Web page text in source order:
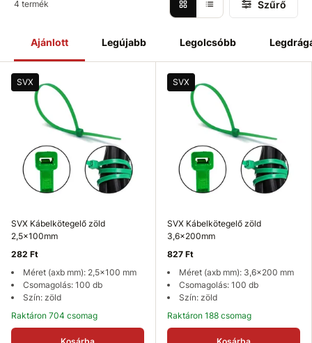
minőségi szabványok
figyelembevételével gyártjuk.
Ajánlott Legújabb Legolcsóbb
4 termék Szűrő
SVX
SVX Kábelkötegelő zöld
2,5x100mm
282 Ft
Méret (axb mm): 2,5x100 mm
Csomagolás: 100 db
Szín: zöld
Raktáron 704 csomag
SVX
SVX Kábelkötegelő zöld
3,6x200mm
827 Ft
Méret (axb mm): 3,6x200 mm
Csomagolás: 100 db
Szín: zöld
Raktáron 188 csomag